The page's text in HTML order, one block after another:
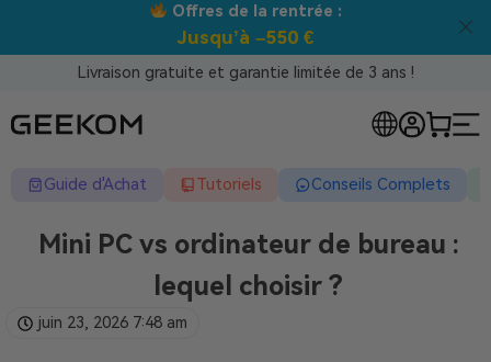
Offres de la rentrée :
Jusqu’à –550 €
Livraison gratuite et garantie limitée de 3 ans !
Guide d'Achat Tutoriels Conseils Complets
Mini PC vs ordinateur de bureau :
lequel choisir ?
juin 23, 2026 7:48 am